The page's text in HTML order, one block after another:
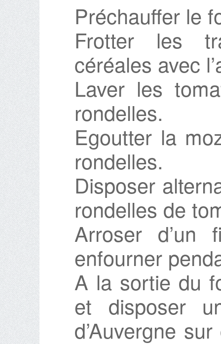
Préchauffer le
Frotter les
céréales avec
Laver les
rondelles.
Egoutter la
rondelles.
Disposer
rondelles de
Arroser d’un
enfourner
A la sortie du
et disposer
d’Auvergne